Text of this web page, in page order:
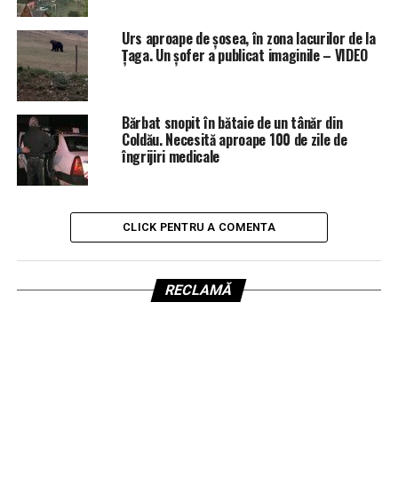
Urs aproape de șosea, în zona lacurilor de la
Țaga. Un șofer a publicat imaginile – VIDEO
Bărbat snopit în bătaie de un tânăr din
Coldău. Necesită aproape 100 de zile de
îngrijiri medicale
CLICK PENTRU A COMENTA
RECLAMĂ